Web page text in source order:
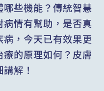
些機能？傳統智慧
情有幫助，是否真
，今天已有效果更
的原理如何？皮膚
解！